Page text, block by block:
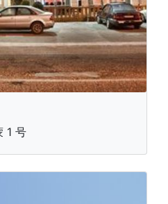
1 号